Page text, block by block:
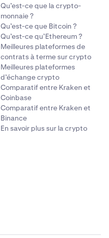
Qu’est-ce que la crypto-
monnaie ?
Qu’est-ce que Bitcoin ?
Qu’est-ce qu’Ethereum ?
Meilleures plateformes de
contrats à terme sur crypto
Meilleures plateformes
d’échange crypto
Comparatif entre Kraken et
Coinbase
Comparatif entre Kraken et
Binance
En savoir plus sur la crypto